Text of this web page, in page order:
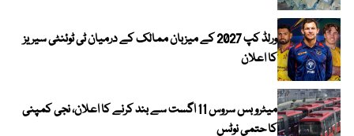
ورلڈ کپ 2027 کے میزبان ممالک کے درمیان ٹی ٹوئنٹی سیریز
کا اعلان
میٹرو بس سروس 11 اگست سے بند کرنے کا اعلان، نجی کمپنی
کا حتمی نوٹس